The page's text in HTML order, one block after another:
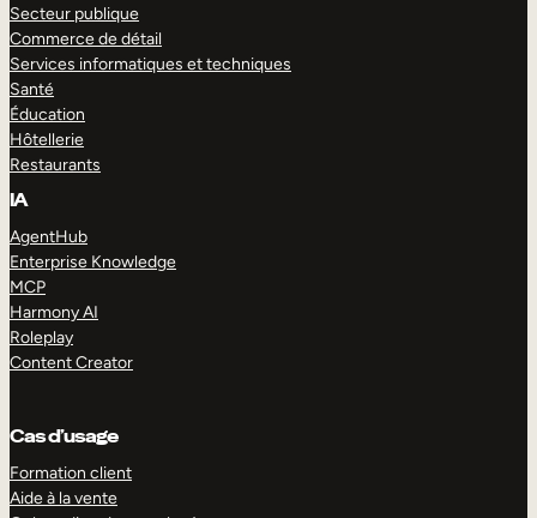
Secteur publique
Commerce de détail
Services informatiques et techniques
Santé
Éducation
Hôtellerie
Restaurants
IA
AgentHub
Enterprise Knowledge
MCP
Harmony AI
Roleplay
Content Creator
Cas d’usage
Formation client
Aide à la vente